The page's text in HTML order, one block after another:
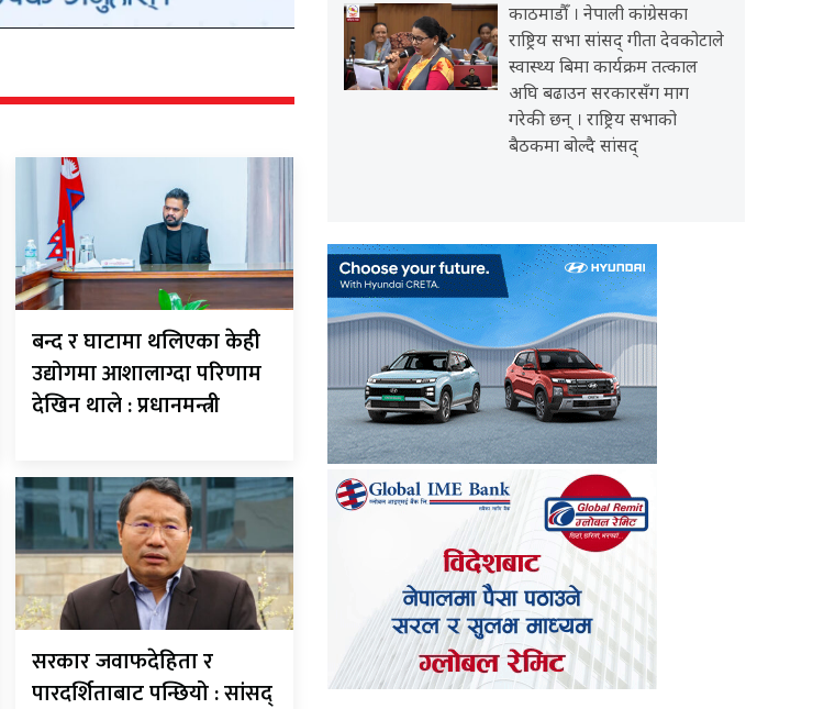
बन्द र घाटामा थलिएका केही
उद्योगमा आशालाग्दा परिणाम
देखिन थाले : प्रधानमन्त्री
सरकार जवाफदेहिता र
पारदर्शिताबाट पन्छियो : सांसद्
काठमाडौँ । नेपाली कांग्रेसका
राष्ट्रिय सभा सांसद् गीता देवकोटाले
स्वास्थ्य बिमा कार्यक्रम तत्काल
अघि बढाउन सरकारसँग माग
गरेकी छन् । राष्ट्रिय सभाको
बैठकमा बोल्दै सांसद्